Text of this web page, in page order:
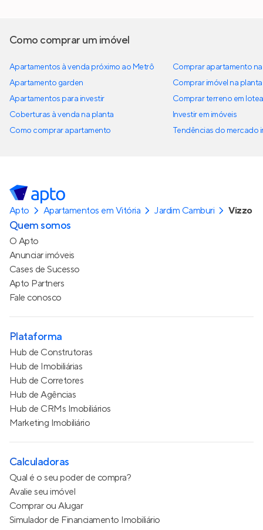
Como comprar um imóvel
Apartamentos à venda próximo ao Metrô
Apartamento garden
Apartamentos para investir
Coberturas à venda na planta
Como comprar apartamento
Comprar apartamento
Comprar imóvel na planta
Comprar terreno em
Investir em imóveis
Tendências do mercado
Apto Apartamentos em Vitória Jardim Camburi Vizzo
Quem somos
O Apto
Anunciar imóveis
Cases de Sucesso
Apto Partners
Fale conosco
Plataforma
Hub de Construtoras
Hub de Imobiliárias
Hub de Corretores
Hub de Agências
Hub de CRMs Imobiliários
Marketing Imobiliário
Calculadoras
Qual é o seu poder de compra?
Avalie seu imóvel
Comprar ou Alugar
Simulador de Financiamento Imobiliário